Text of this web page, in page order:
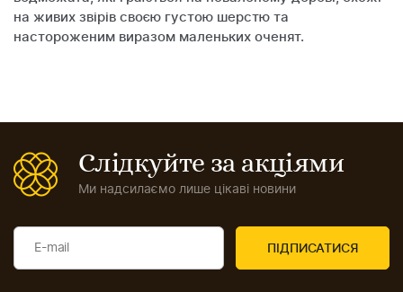
на живих звірів своєю густою шерстю та
настороженим виразом маленьких оченят.
Слідкуйте за акціями
Ми надсилаємо лише цікаві новини